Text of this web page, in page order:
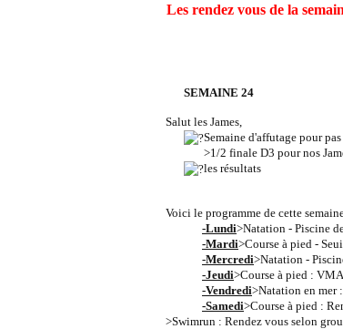
Les rendez vous de la
SEMAINE 24
Salut les James,
Semaine d'affutage pour
>1/2 finale D3 pour nos
les résultats
Voici le programme de cette
-Lundi>Natation - Piscine
-Mardi>Course à pied -
-Mercredi>Natation -
-Jeudi>Course à pied :
-Vendredi>Natation en mer
-Samedi>Course à pied :
>Swimrun : Rendez vous selon